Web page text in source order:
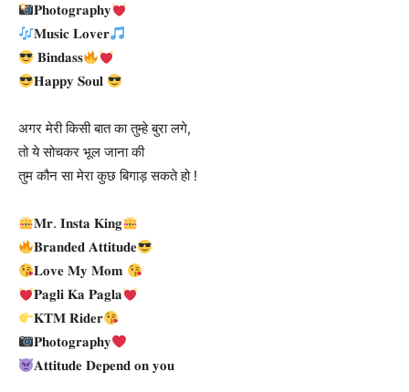
𝐏𝐡𝐨𝐭𝐨𝐠𝐫𝐚𝐩𝐡𝐲
𝐌𝐮𝐬𝐢𝐜 𝐋𝐨𝐯𝐞𝐫
𝐁𝐢𝐧𝐝𝐚𝐬𝐬
𝐇𝐚𝐩𝐩𝐲 𝐒𝐨𝐮𝐥
अगर मेरी किसी बात का तुम्हे बुरा लगे,
तो ये सोचकर भूल जाना की
तुम कौन सा मेरा कुछ बिगाड़ सकते हो !
𝐌𝐫. 𝐈𝐧𝐬𝐭𝐚 𝐊𝐢𝐧𝐠
​𝐁𝐫𝐚𝐧𝐝𝐞𝐝 𝐀𝐭𝐭𝐢𝐭𝐮𝐝𝐞
𝐋𝐨𝐯𝐞 𝐌𝐲 𝐌𝐨𝐦
𝐏𝐚𝐠𝐥𝐢 𝐊𝐚 𝐏𝐚𝐠𝐥𝐚
𝐊𝐓𝐌 𝐑𝐢𝐝𝐞𝐫
𝐏𝐡𝐨𝐭𝐨𝐠𝐫𝐚𝐩𝐡𝐲
𝐀𝐭𝐭𝐢𝐭𝐮𝐝𝐞 𝐃𝐞𝐩𝐞𝐧𝐝 𝐨𝐧 𝐲𝐨𝐮